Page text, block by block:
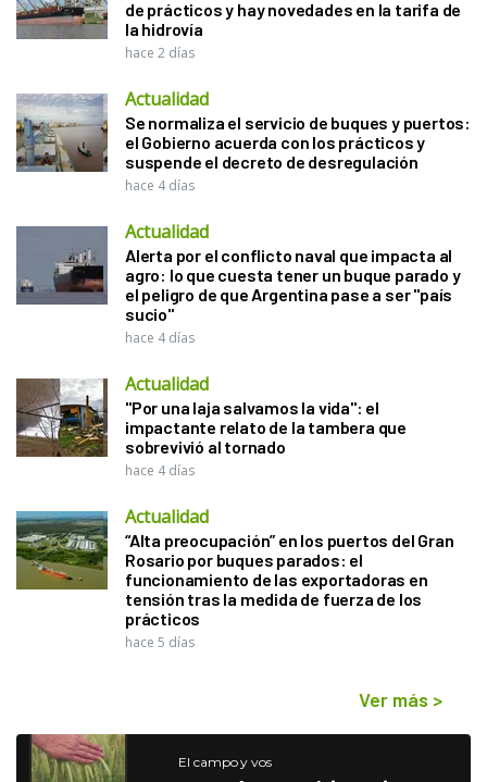
de prácticos y hay novedades en la tarifa de
la hidrovía
hace 2 días
Actualidad
Se normaliza el servicio de buques y puertos:
el Gobierno acuerda con los prácticos y
suspende el decreto de desregulación
hace 4 días
Actualidad
Alerta por el conflicto naval que impacta al
agro: lo que cuesta tener un buque parado y
el peligro de que Argentina pase a ser "país
sucio"
hace 4 días
Actualidad
"Por una laja salvamos la vida": el
impactante relato de la tambera que
sobrevivió al tornado
hace 4 días
Actualidad
“Alta preocupación” en los puertos del Gran
Rosario por buques parados: el
funcionamiento de las exportadoras en
tensión tras la medida de fuerza de los
prácticos
hace 5 días
Ver más >
El campo y vos